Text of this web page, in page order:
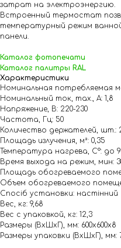
затрат на электроэнергию.
Встроенный термостат
температурный режим
панели.
Каталог фотопечати
Каталог палитры RAL
Характеристики
Номинальная потребляемая
Номинальный ток, max., А: 1,8
Напряжение, В: 220-230
Частота, Гц: 50
Количество держателей, шт.:
Площадь излучения, м²: 0,35
Температура нагрева, С°: до
Время выхода на режим, мин:
Площадь обогреваемого
Объем обогреваемого
Спосіб установки: настінний
Вес, кг: 9,68
Вес с упаковкой, кг: 12,3
Размеры (ВхШхГ), мм: 600х600х8
Размеры упаковки (ВхШхГ), мм: